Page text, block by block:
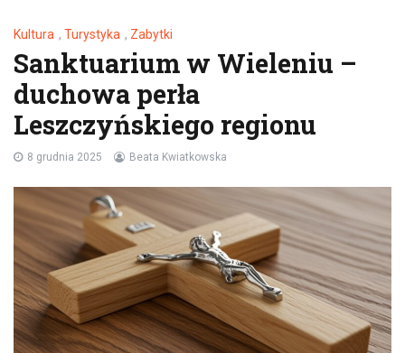
Kultura , Turystyka , Zabytki
Sanktuarium w Wieleniu –
duchowa perła
Leszczyńskiego regionu
8 grudnia 2025 Beata Kwiatkowska